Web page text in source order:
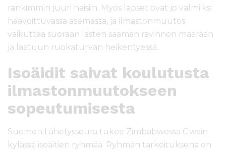
rankimmin juuri naisiin. Myös lapset ovat jo valmiiksi
haavoittuvassa asemassa, ja ilmastonmuutos
vaikuttaa suoraan lasten saaman ravinnon määrään
ja laatuun ruokaturvan heikentyessä.
Isoäidit saivat koulutusta
ilmastonmuutokseen
sopeutumisesta
Suomen Lähetysseura tukee Zimbabwessa Gwain
kylässä isoäitien ryhmää. Ryhmän tarkoituksena on